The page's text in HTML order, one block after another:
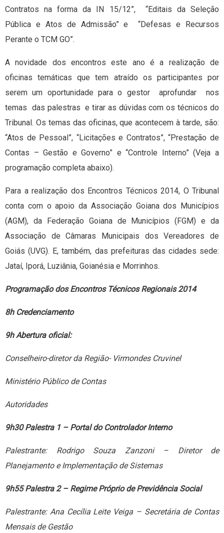
Contratos na forma da IN 15/12”, “Editais da Seleção
Pública e Atos de Admissão” e “Defesas e Recursos
Perante o TCM GO”.
A novidade dos encontros este ano é a realização de
oficinas temáticas que tem atraído os participantes por
serem um oportunidade para o gestor aprofundar nos
temas das palestras e tirar as dúvidas com os técnicos do
Tribunal. Os temas das oficinas, que acontecem à tarde, são:
“Atos de Pessoal”, “Licitações e Contratos”, “Prestação de
Contas – Gestão e Governo” e “Controle Interno” (Veja a
programação completa abaixo).
Para a realização dos Encontros Técnicos 2014, O Tribunal
conta com o apoio da Associação Goiana dos Municípios
(AGM), da Federação Goiana de Municípios (FGM) e da
Associação de Câmaras Municipais dos Vereadores de
Goiás (UVG). E, também, das prefeituras das cidades sede:
Jataí, Iporá, Luziânia, Goianésia e Morrinhos.
Programação dos Encontros Técnicos Regionais 2014
8h Credenciamento
9h Abertura oficial:
Conselheiro-diretor da Região- Virmondes Cruvinel
Ministério Público de Contas
Autoridades
9h30 Palestra 1 – Portal do Controlador Interno
Palestrante: Rodrigo Souza Zanzoni – Diretor de
Planejamento e Implementação de Sistemas
9h55 Palestra 2 – Regime Próprio de Previdência Social
Palestrante: Ana Cecília Leite Veiga – Secretária de Contas
Mensais de Gestão